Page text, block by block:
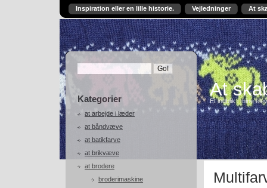
Inspiration eller en lille historie. Vejledninger At
Kategorier
at arbejde i læder
at båndvæve
at batikfarve
at brikvæve
at brodere
broderimaskine
At
Et indblik i mine